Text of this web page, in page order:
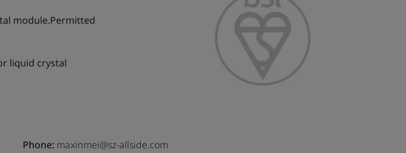
module.Permitted
liquid crystal
Phone:maxinmei@sz-allside.com